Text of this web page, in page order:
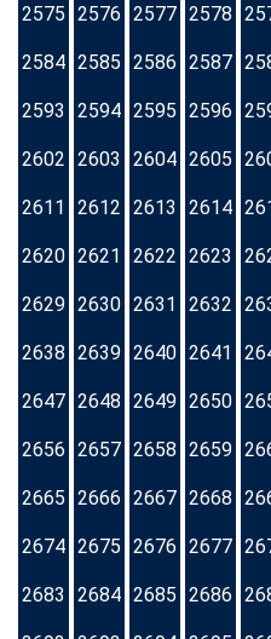
2575 2576 2577 2578
2584 2585 2586 2587
2593 2594 2595 2596
2602 2603 2604 2605
2611 2612 2613 2614
2620 2621 2622 2623
2629 2630 2631 2632
2638 2639 2640 2641
2647 2648 2649 2650
2656 2657 2658 2659
2665 2666 2667 2668
2674 2675 2676 2677
2683 2684 2685 2686